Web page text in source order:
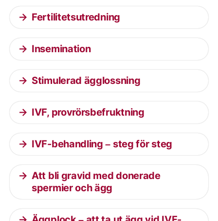
Fertilitetsutredning
Insemination
Stimulerad ägglossning
IVF, provrörsbefruktning
IVF-behandling – steg för steg
Att bli gravid med donerade
spermier och ägg